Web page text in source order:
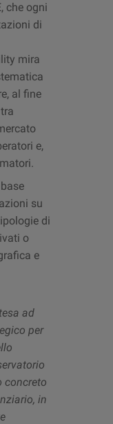
che ogni
di
mira
al fine
e,
su
di
o
e
ad
per
concreto
in